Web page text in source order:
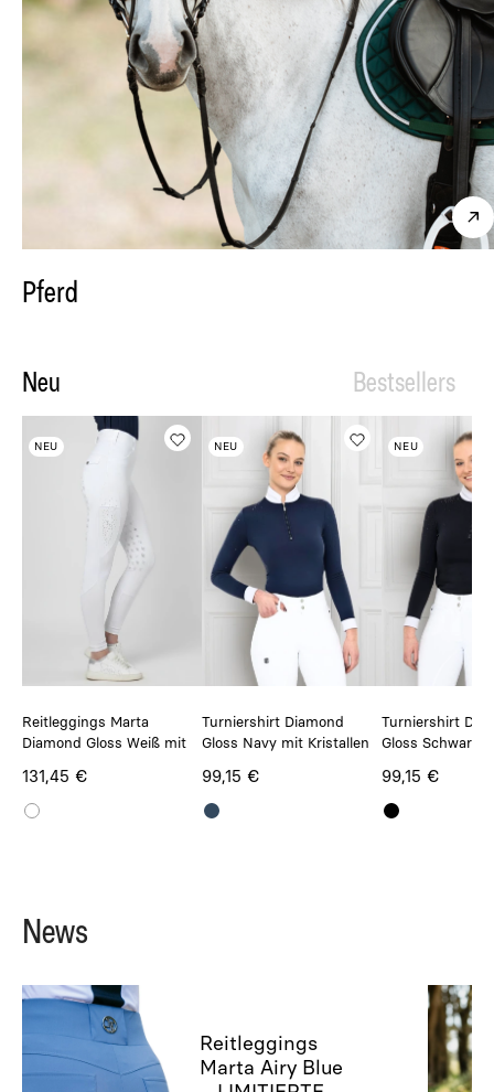
Pferd
Neu Bestsellers
Reitleggings Marta
Diamond Gloss Weiß mit
131,45 €
NEU
Turniershirt Diamond
Gloss Navy mit Kristallen
99,15 €
NEU
Turniershirt
Gloss Schwarz
99,15 €
NEU
News
Reitleggings
Marta Airy Blue